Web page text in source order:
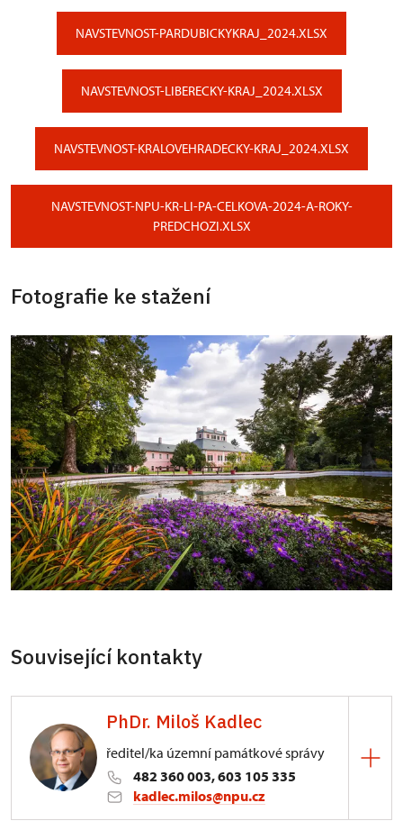
NAVSTEVNOST-PARDUBICKYKRAJ_2024.XLSX
NAVSTEVNOST-LIBERECKY-KRAJ_2024.XLSX
NAVSTEVNOST-KRALOVEHRADECKY-KRAJ_2024.XLSX
NAVSTEVNOST-NPU-KR-LI-PA-CELKOVA-2024-A-ROKY-
PREDCHOZI.XLSX
Fotografie ke stažení
Související kontakty
PhDr. Miloš Kadlec
ředitel/ka územní památkové správy
482 360 003, 603 105 335
kadlec.milos@npu.cz